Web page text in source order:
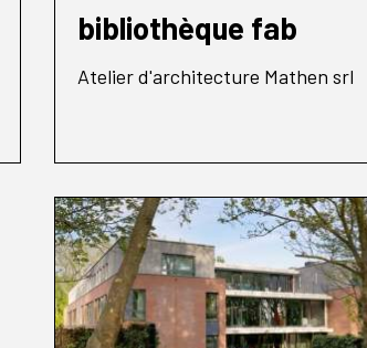
bibliothèque fab
Atelier d'architecture Mathen srl